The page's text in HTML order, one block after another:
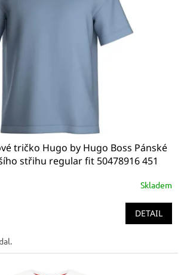
tričko Hugo by Hugo Boss Pánské
střihu regular fit 50478916 451
Skladem
DETAIL